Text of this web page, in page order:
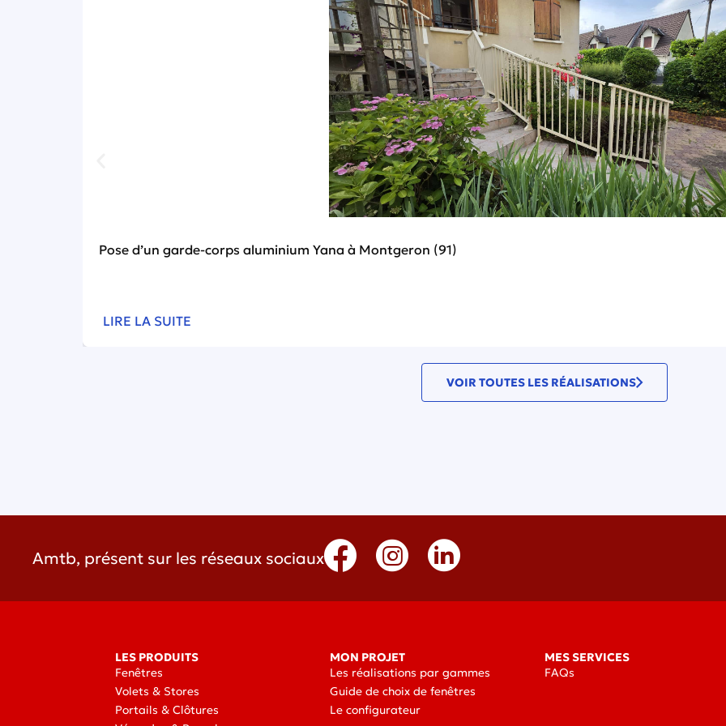
Pose d’un garde-corps aluminium Yana à Montgeron (91)
LIRE LA SUITE
VOIR TOUTES LES RÉALISATIONS
Amtb, présent sur les réseaux sociaux
LES PRODUITS
Fenêtres
Volets & Stores
Portails & Clôtures
MON PROJET
Les réalisations par gammes
Guide de choix de fenêtres
Le configurateur
MES SERVICES
FAQs